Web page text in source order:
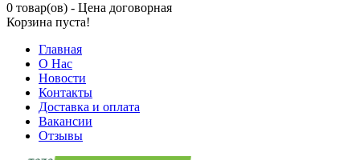
0 товар(ов) - Цена договорная
Корзина пуста!
Главная
О Нас
Новости
Контакты
Доставка и оплата
Вакансии
Отзывы